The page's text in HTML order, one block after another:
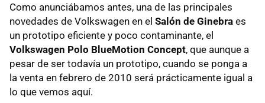
Como anunciábamos antes, una de las principales
novedades de Volkswagen en el Salón de Ginebra es
un prototipo eficiente y poco contaminante, el
Volkswagen Polo BlueMotion Concept, que aunque a
pesar de ser todavía un prototipo, cuando se ponga a
la venta en febrero de 2010 será prácticamente igual a
lo que vemos aquí.